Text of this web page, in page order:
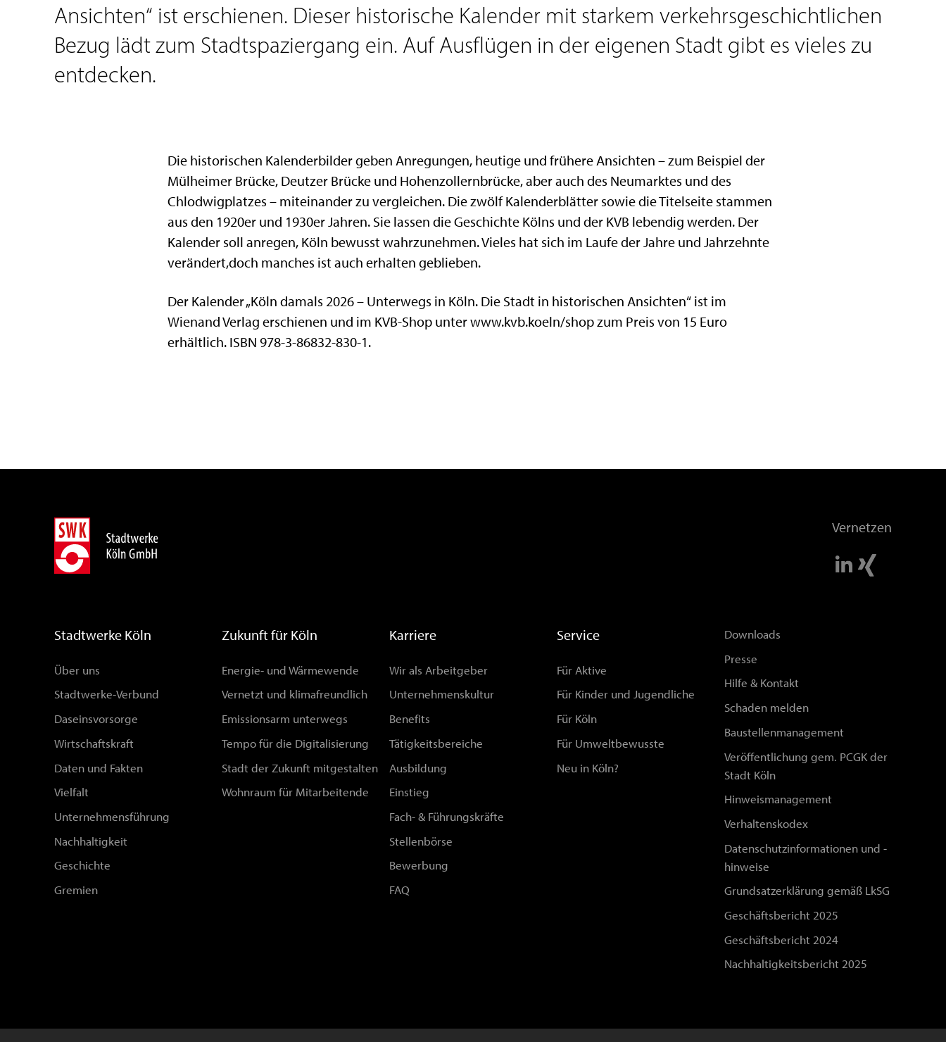
Ansichten“ ist erschienen. Dieser historische Kalender mit starkem verkehrsgeschichtlichen
Bezug lädt zum Stadtspaziergang ein. Auf Ausflügen in der eigenen Stadt gibt es vieles zu
entdecken.
Die historischen Kalenderbilder geben Anregungen, heutige und frühere Ansichten – zum Beispiel der
Mülheimer Brücke, Deutzer Brücke und Hohenzollernbrücke, aber auch des Neumarktes und des
Chlodwigplatzes – miteinander zu vergleichen. Die zwölf Kalenderblätter sowie die Titelseite stammen
aus den 1920er und 1930er Jahren. Sie lassen die Geschichte Kölns und der KVB lebendig werden. Der
Kalender soll anregen, Köln bewusst wahrzunehmen. Vieles hat sich im Laufe der Jahre und Jahrzehnte
verändert,doch manches ist auch erhalten geblieben.
Der Kalender „Köln damals 2026 – Unterwegs in Köln. Die Stadt in historischen Ansichten“ ist im
Wienand Verlag erschienen und im KVB-Shop unter www.kvb.koeln/shop zum Preis von 15 Euro
erhältlich. ISBN 978-3-86832-830-1.
Vernetzen
Stadtwerke Köln
Über uns
Stadtwerke-Verbund
Daseinsvorsorge
Wirtschaftskraft
Daten und Fakten
Vielfalt
Unternehmensführung
Nachhaltigkeit
Geschichte
Gremien
Zukunft für Köln
Energie- und Wärmewende
Vernetzt und klimafreundlich
Emissionsarm unterwegs
Tempo für die Digitalisierung
Stadt der Zukunft mitgestalten
Wohnraum für Mitarbeitende
Karriere
Wir als Arbeitgeber
Unternehmenskultur
Benefits
Tätigkeitsbereiche
Ausbildung
Einstieg
Fach- & Führungskräfte
Stellenbörse
Bewerbung
FAQ
Service
Für Aktive
Für Kinder und Jugendliche
Für Köln
Für Umweltbewusste
Neu in Köln?
Downloads
Presse
Hilfe & Kontakt
Schaden melden
Baustellenmanagement
Veröffentlichung gem. PCGK der
Stadt Köln
Hinweismanagement
Verhaltenskodex
Datenschutzinformationen und -
hinweise
Grundsatzerklärung gemäß LkSG
Geschäftsbericht 2025
Geschäftsbericht 2024
Nachhaltigkeitsbericht 2025